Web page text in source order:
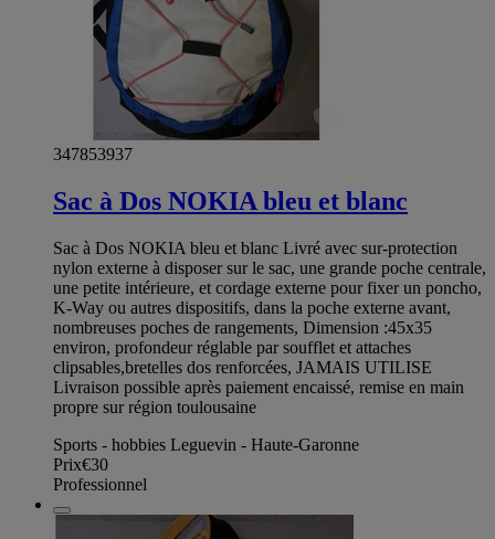
347853937
Sac à Dos NOKIA bleu et blanc
Sac à Dos NOKIA bleu et blanc Livré avec sur-protection
nylon externe à disposer sur le sac, une grande poche centrale,
une petite intérieure, et cordage externe pour fixer un poncho,
K-Way ou autres dispositifs, dans la poche externe avant,
nombreuses poches de rangements, Dimension :45x35
environ, profondeur réglable par soufflet et attaches
clipsables,bretelles dos renforcées, JAMAIS UTILISE
Livraison possible après paiement encaissé, remise en main
propre sur région toulousaine
Sports - hobbies Leguevin - Haute-Garonne
Prix€30
Professionnel